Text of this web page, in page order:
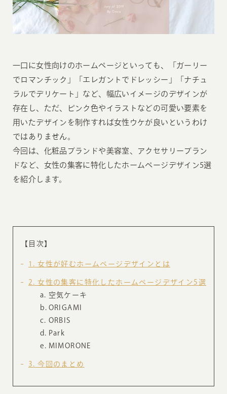
一口に女性向けのホームページといっても、「ガーリー
でロマンチック」「エレガントでドレッシー」「ナチュ
ラルでデリケート」など、幅広いイメージのデザインが
存在し、ただ、ピンク色やイラストなどの可愛い要素を
用いたデザインを制作すれば女性ウケが良いというわけ
ではありません。
今回は、化粧品ブランドや美容室、アクセサリーブラン
ドなど、女性の集客に特化したホームページデザイン5選
を紹介します。
【目次】
1 女性が好むホームページデザインとは
2
女性の集客に特化したホームページデザイン5選
空気ケーキ
ORIGAMI
ORBIS
Park
MIMORONE
3 今回のまとめ